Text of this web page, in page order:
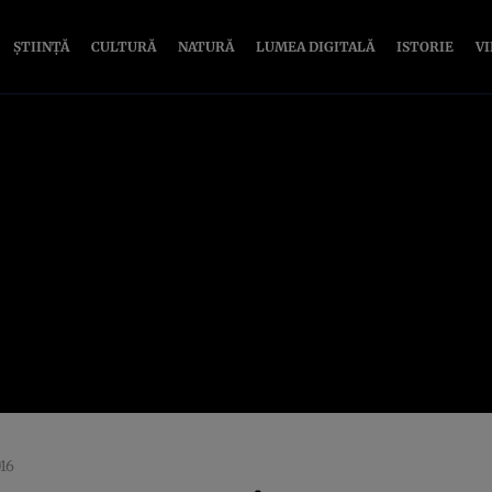
ȘTIINȚĂ CULTURĂ NATURĂ LUMEA DIGITALĂ ISTORIE